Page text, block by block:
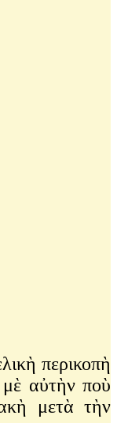
περικοπὴ
μὲ αὐτὴν ποὺ
μετὰ τὴν